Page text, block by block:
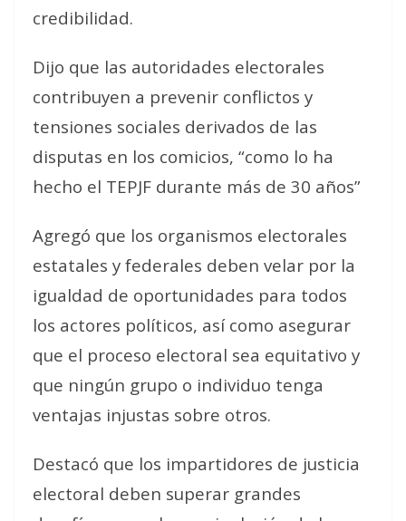
credibilidad.
Dijo que las autoridades electorales
contribuyen a prevenir conflictos y
tensiones sociales derivados de las
disputas en los comicios, “como lo ha
hecho el TEPJF durante más de 30 años”
Agregó que los organismos electorales
estatales y federales deben velar por la
igualdad de oportunidades para todos
los actores políticos, así como asegurar
que el proceso electoral sea equitativo y
que ningún grupo o individuo tenga
ventajas injustas sobre otros.
Destacó que los impartidores de justicia
electoral deben superar grandes